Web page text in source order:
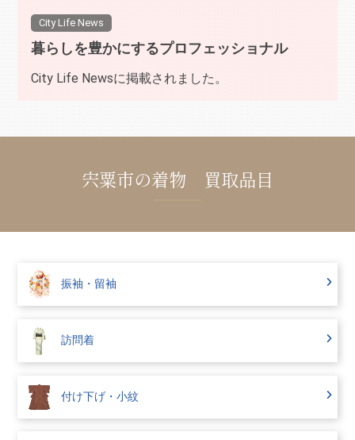
City Life News
暮らしを豊かにするプロフェッショナル
City Life Newsに掲載されました。
宍粟市の着物 買取品目
振袖・留袖
訪問着
付け下げ・小紋